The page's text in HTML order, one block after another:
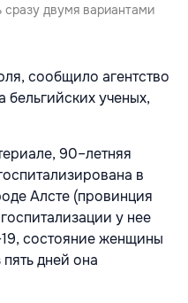
сразу двумя вариантами
сообщило агентство
бельгийских ученых,
90–летняя
в
Алсте (провинция
у нее
состояние женщины
дней она